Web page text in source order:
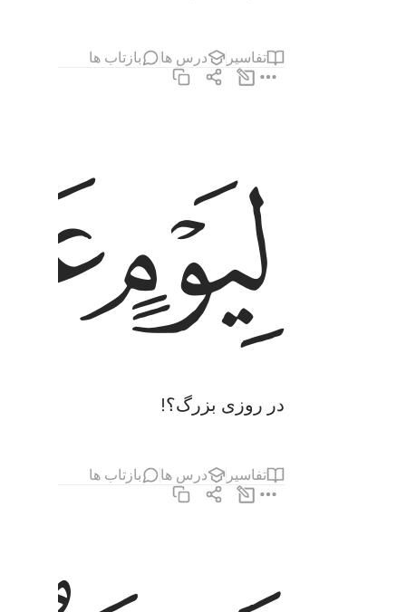
تفاسیر درس ها بازتاب ها
ﱁ
در روزی بزرگ؟!
تفاسیر درس ها بازتاب ها
يَوْمَ يَقُومُ ٱلنَّاسُ لِرَبِّ ٱلْعَـٰلَمِينَ ٦